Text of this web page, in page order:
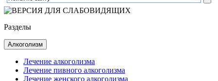
Разделы
Алкоголизм
Лечение алкоголизма
Лечение пивного алкоголизма
Лечение женского алкоголизма